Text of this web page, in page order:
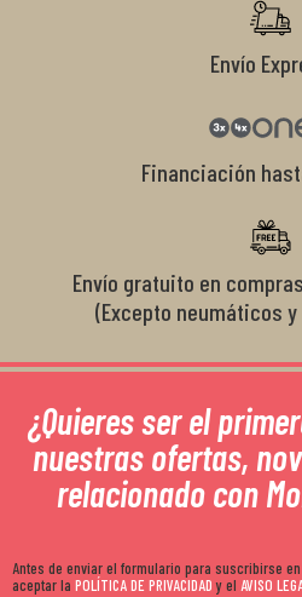
Envío
Financiación
Envío gratuito en
(Excepto neumáticos
¿Quieres ser el
nuestras ofertas,
relacionado con
Antes de enviar el formulario para suscribirse
aceptar la POLÍTICA DE PRIVACIDADy el AVISO